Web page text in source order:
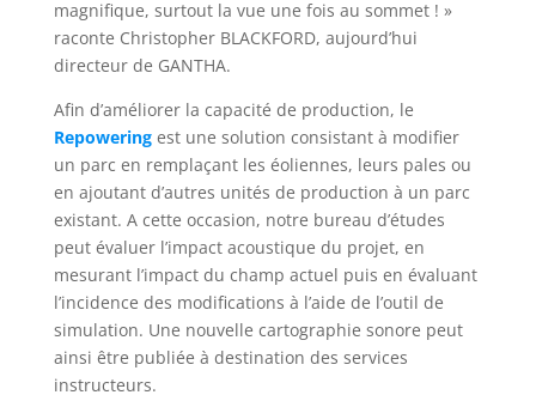
magnifique, surtout la vue une fois au sommet ! »
raconte Christopher BLACKFORD, aujourd’hui
directeur de GANTHA.
Afin d’améliorer la capacité de production, le
Repoweringest une solution consistant à modifier
un parc en remplaçant les éoliennes, leurs pales ou
en ajoutant d’autres unités de production à un parc
existant. A cette occasion, notre bureau d’études
peut évaluer l’impact acoustique du projet, en
mesurant l’impact du champ actuel puis en évaluant
l’incidence des modifications à l’aide de l’outil de
simulation. Une nouvelle cartographie sonore peut
ainsi être publiée à destination des services
instructeurs.